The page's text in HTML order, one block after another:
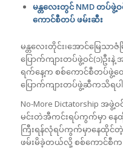
မန္တလေးတွင်NMDတပ်ဖွဲ့ဝ
ကောင်စီတပ် ဖမ်းဆီး
မန္တလေးတိုင်း၊‌အောင်မြေသာဇံ
ပြောက်ကျားတပ်ဖွဲ့ဝင်(၁)ဦးနဲ့
ရက်‌နေ့က စစ်ကောင်စီတပ်ဖွဲ့တွ
ပြောက်ကျားတပ်ဖွဲ့ဆီကသိရပ
No-More Dictatorship အ
မင်းတဲအီကင်းရပ်ကွက်မှာ နေ
ကြီးရန်လုံရပ်ကွက်မှာနေထို
ဖမ်းမိခဲ့တယ်လို့ စစ်ကောင်စီက